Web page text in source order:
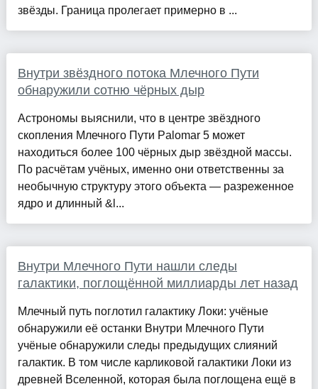
звёзды. Граница пролегает примерно в ...
Внутри звёздного потока Млечного Пути
обнаружили сотню чёрных дыр
Астрономы выяснили, что в центре звёздного
скопления Млечного Пути Palomar 5 может
находиться более 100 чёрных дыр звёздной массы.
По расчётам учёных, именно они ответственны за
необычную структуру этого объекта — разреженное
ядро и длинный &l...
Внутри Млечного Пути нашли следы
галактики, поглощённой миллиарды лет назад
Млечный путь поглотил галактику Локи: учёные
обнаружили её останки Внутри Млечного Пути
учёные обнаружили следы предыдущих слияний
галактик. В том числе карликовой галактики Локи из
древней Вселенной, которая была поглощена ещё в